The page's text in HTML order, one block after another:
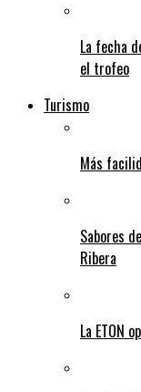
La fecha
el trofeo
Turismo
Más
Sabores
Ribera
La ETON